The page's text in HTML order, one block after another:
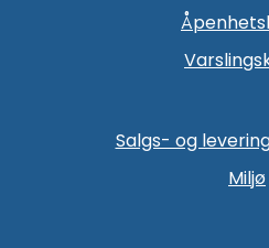
Salgs- og
Miljø